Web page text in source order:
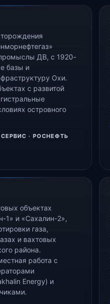
ДВ, с 1920-
базы и
Охи.
с развитой
островного
· РОСНЕФТЬ
объектах
1» и «Сахалин-2»,
газа,
и вахтовых
района.
работа с
Energy) и